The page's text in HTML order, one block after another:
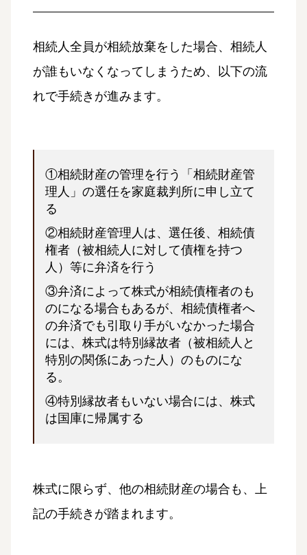
相続人全員が相続放棄をした場合、相続人
が誰もいなくなってしまうため、以下の流
れで手続きが進みます。
①相続財産の管理を行う「相続財産管
理人」の選任を家庭裁判所に申し立て
る
②相続財産管理人は、選任後、相続債
権者（被相続人に対して債権を持つ
人）等に弁済を行う
③弁済によって株式が相続債権者のも
のになる場合もあるが、相続債権者へ
の弁済でも引取り手がいなかった場合
には、株式は特別縁故者（被相続人と
特別の関係にあった人）のものにな
る。
④特別縁故者もいない場合には、株式
は国庫に帰属する
株式に限らず、他の相続財産の場合も、上
記の手続きが踏まれます。